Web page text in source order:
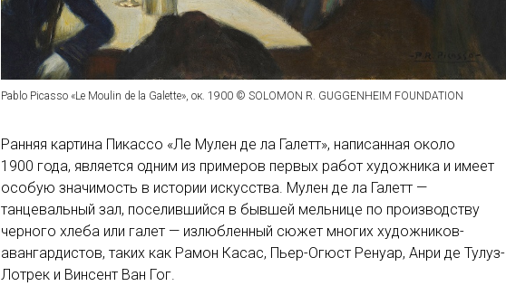
Pablo Picasso «Le Moulin de la Galette», ок. 1900 © SOLOMON R. GUGGENHEIM FOUNDATION
Ранняя картина Пикассо «Ле Мулен де ла Галетт», написанная около
1900 года, является одним из примеров первых работ художника и имеет
особую значимость в истории искусства. Мулен де ла Галетт —
танцевальный зал, поселившийся в бывшей мельнице по производству
черного хлеба или галет — излюбленный сюжет многих художников-
авангардистов, таких как Рамон Касас, Пьер-Огюст Ренуар, Анри де Тулуз-
Лотрек и Винсент Ван Гог.